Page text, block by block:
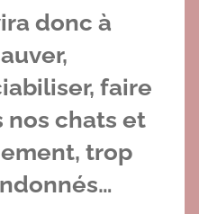
donc à
faire
nos chats et
trop